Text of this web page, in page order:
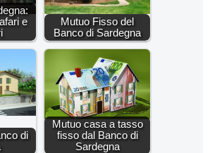
e
Mutuo Fisso del
Banco di Sardegna
di
Mutuo casa a tasso
fisso dal Banco di
Sardegna